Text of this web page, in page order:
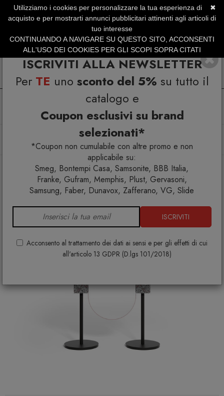
ISCRIVITI ALLA NEWSLETTER
Per TE uno sconto del 5% su tutto il
catalogo e
Coupon esclusivi su brand
selezionati*
*Coupon non cumulabile con altre promo e non
applicabile su:
Smeg, Bontempi Casa, Samsonite, BBB Italia,
Franke, Gufram, Memphis, Plust, Gervasoni,
Samsung, Faber, Dunavox, Zafferano, VG, Slide
ISCRIVITI
Acconsento al trattamento dei dati ai sensi e per gli effetti di cui
all'articolo 13 GDPR (D.lgs 101/2018)
SERVIZIO CLIENTI +39.0773.470.562
SUMMER SALES | Fino al 40% di Sconto
Complementi
Memphis Milano Sheraton Specchio
✖
Utilizziamo i cookies per personalizzare la tua esperienza di
acquisto e per mostrarti annunci pubblicitari attinenti agli articoli di
tuo interesse
CONTINUANDO A NAVIGARE SU QUESTO SITO, ACCONSENTI
ALL'USO DEI COOKIES PER GLI SCOPI SOPRA CITATI